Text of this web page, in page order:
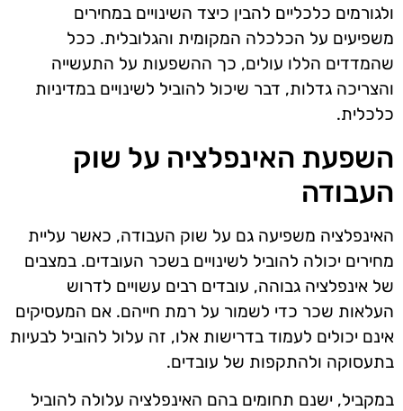
ולגורמים כלכליים להבין כיצד השינויים במחירים
משפיעים על הכלכלה המקומית והגלובלית. ככל
שהמדדים הללו עולים, כך ההשפעות על התעשייה
והצריכה גדלות, דבר שיכול להוביל לשינויים במדיניות
כלכלית.
השפעת האינפלציה על שוק
העבודה
האינפלציה משפיעה גם על שוק העבודה, כאשר עליית
מחירים יכולה להוביל לשינויים בשכר העובדים. במצבים
של אינפלציה גבוהה, עובדים רבים עשויים לדרוש
העלאות שכר כדי לשמור על רמת חייהם. אם המעסיקים
אינם יכולים לעמוד בדרישות אלו, זה עלול להוביל לבעיות
בתעסוקה ולהתקפות של עובדים.
במקביל, ישנם תחומים בהם האינפלציה עלולה להוביל